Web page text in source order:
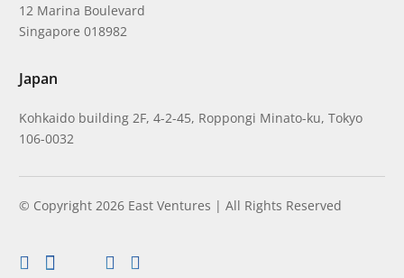
12 Marina Boulevard
Singapore 018982
Japan
Kohkaido building 2F, 4-2-45, Roppongi Minato-ku, Tokyo
106-0032
© Copyright 2026 East Ventures | All Rights Reserved